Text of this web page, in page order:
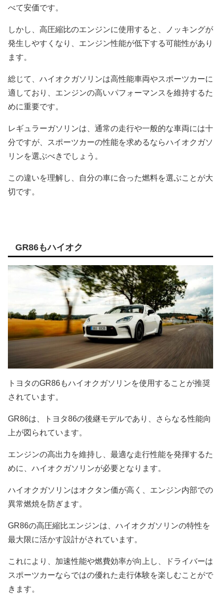
べて安価です。
しかし、高圧縮比のエンジンに使用すると、ノッキングが
発生しやすくなり、エンジン性能が低下する可能性があり
ます。
総じて、ハイオクガソリンは高性能車両やスポーツカーに
適しており、エンジンの高いパフォーマンスを維持するた
めに重要です。
レギュラーガソリンは、通常の走行や一般的な車両には十
分ですが、スポーツカーの性能を求めるならハイオクガソ
リンを選ぶべきでしょう。
この違いを理解し、自分の車に合った燃料を選ぶことが大
切です。
GR86もハイオク
トヨタのGR86もハイオクガソリンを使用することが推奨
されています。
GR86は、トヨタ86の後継モデルであり、さらなる性能向
上が図られています。
エンジンの高出力を維持し、最適な走行性能を発揮するた
めに、ハイオクガソリンが必要となります。
ハイオクガソリンはオクタン価が高く、エンジン内部での
異常燃焼を防ぎます。
GR86の高圧縮比エンジンは、ハイオクガソリンの特性を
最大限に活かす設計がされています。
これにより、加速性能や燃費効率が向上し、ドライバーは
スポーツカーならではの優れた走行体験を楽しむことがで
きます。